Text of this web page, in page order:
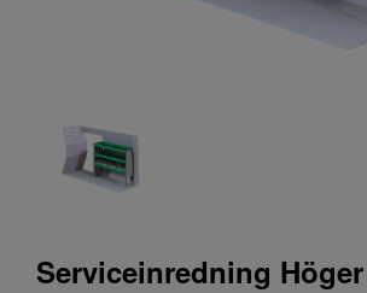
Serviceinredning